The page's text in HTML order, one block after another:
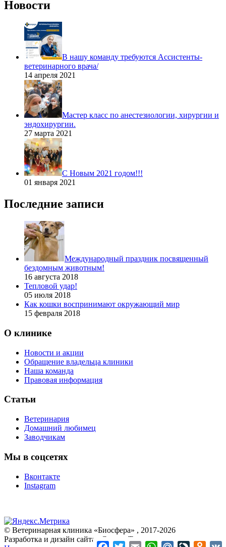
Новости
В нашу команду требуются Ассистенты-
ветеринарного врача/
14 апреля 2021
Мастер класс по анестезиологии, хирургии и
эндохирургии.
27 марта 2021
С Новым 2021 годом!!!
01 января 2021
Последние записи
Международный праздник посвященный
бездомным животным!
16 августа 2018
Тепловой удар!
05 июля 2018
Как кошки воспринимают окружающий мир
15 февраля 2018
О клинике
Новости и акции
Обращение владельца клиники
Наша команда
Правовая информация
Статьи
Ветеринария
Домашний любимец
Заводчикам
Мы в соцсетях
Вконтакте
Instagram
© Ветеринарная клиника «Биосфера» , 2017-2026
Разработка и дизайн сайта «Студия Темпора»
Facebook
TwitterEmail WhatsAppMail.Ru